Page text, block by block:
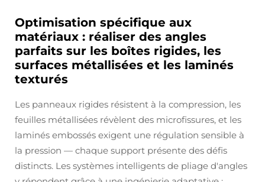
Optimisation spécifique aux
matériaux : réaliser des angles
parfaits sur les boîtes rigides, les
surfaces métallisées et les laminés
texturés
Les panneaux rigides résistent à la compression, les
feuilles métallisées révèlent des microfissures, et les
laminés embossés exigent une régulation sensible à
la pression — chaque support présente des défis
distincts. Les systèmes intelligents de pliage d'angles